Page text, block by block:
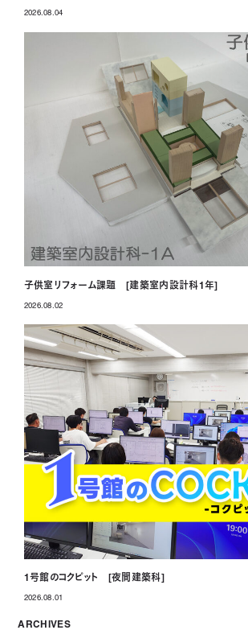
2026.08.04
子供室リフォーム課題 [建築室内設計科1年]
2026.08.02
1号館のコクピット [夜間建築科]
2026.08.01
ARCHIVES